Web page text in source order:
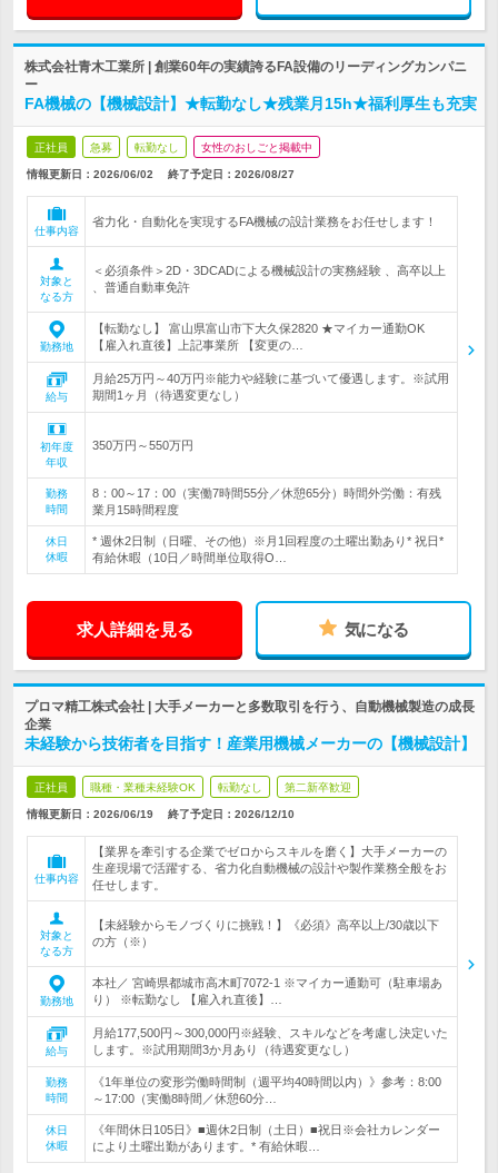
株式会社青木工業所 | 創業60年の実績誇るFA設備のリーディングカンパニ
ー
FA機械の【機械設計】★転勤なし★残業月15h★福利厚生も充実
正社員 急募 転勤なし 女性のおしごと掲載中
情報更新日：2026/06/02 終了予定日： 2026/08/27
仕事内容
省力化・自動化を実現するFA機械の設計業務をお任せします！
対象と
なる方
＜必須条件＞2D・3DCADによる機械設計の実務経験 、高卒以上
、普通自動車免許
勤務地
【転勤なし】 富山県富山市下大久保2820 ★マイカー通勤OK
【雇入れ直後】上記事業所 【変更の…
給与
月給25万円～40万円※能力や経験に基づいて優遇します。※試用
期間1ヶ月（待遇変更なし）
初年度
年収
350万円～550万円
勤務
時間
8：00～17：00（実働7時間55分／休憩65分）時間外労働：有残
業月15時間程度
休日
休暇
* 週休2日制（日曜、その他）※月1回程度の土曜出勤あり* 祝日*
有給休暇（10日／時間単位取得O…
求人詳細を見る 気になる
プロマ精工株式会社 | 大手メーカーと多数取引を行う、自動機械製造の成長
企業
未経験から技術者を目指す！産業用機械メーカーの【機械設計】
正社員 職種・業種未経験OK 転勤なし 第二新卒歓迎
情報更新日：2026/06/19 終了予定日： 2026/12/10
仕事内容
【業界を牽引する企業でゼロからスキルを磨く】大手メーカーの
生産現場で活躍する、省力化自動機械の設計や製作業務全般をお
任せします。
対象と
なる方
【未経験からモノづくりに挑戦！】《必須》高卒以上/30歳以下
の方（※）
勤務地
本社／ 宮崎県都城市高木町7072-1 ※マイカー通勤可（駐車場あ
り） ※転勤なし 【雇入れ直後】…
給与
月給177,500円～300,000円※経験、スキルなどを考慮し決定いた
します。※試用期間3か月あり（待遇変更なし）
勤務
時間
《1年単位の変形労働時間制（週平均40時間以内）》参考：8:00
～17:00（実働8時間／休憩60分…
休日
休暇
《年間休日105日》■週休2日制（土日）■祝日※会社カレンダー
により土曜出勤があります。* 有給休暇…